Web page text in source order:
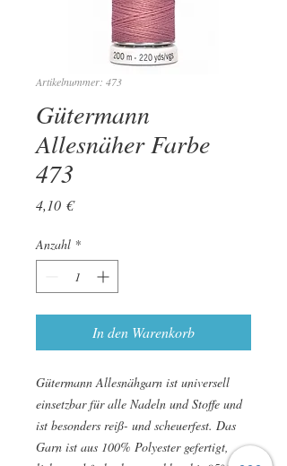
Artikelnummer: 473
Gütermann
Allesnäher Farbe
473
4,10 €Preis
Anzahl *
In den Warenkorb
Gütermann Allesnähgarn ist universell
einsetzbar für alle Nadeln und Stoffe und
ist besonders reiß- und scheuerfest. Das
Garn ist aus 100% Polyester gefertigt,